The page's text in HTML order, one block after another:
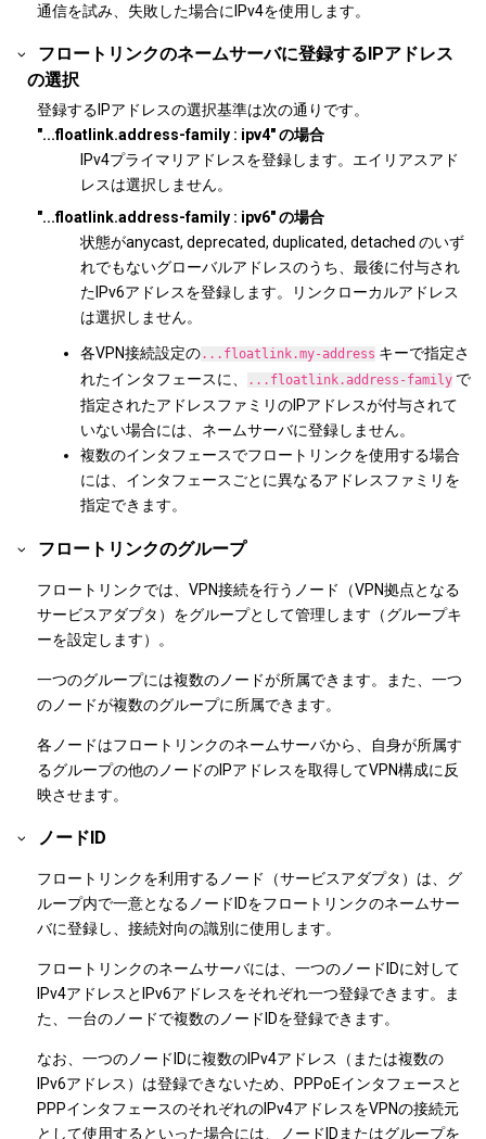
通信を試み、失敗した場合にIPv4を使用します。
フロートリンクのネームサーバに登録するIPアドレス
の選択
登録するIPアドレスの選択基準は次の通りです。
"...floatlink.address-family : ipv4" の場合
IPv4プライマリアドレスを登録します。エイリアスアド
レスは選択しません。
"...floatlink.address-family : ipv6" の場合
状態がanycast, deprecated, duplicated, detached のいず
れでもないグローバルアドレスのうち、最後に付与され
たIPv6アドレスを登録します。リンクローカルアドレス
は選択しません。
各VPN接続設定の...floatlink.my-address キーで指定さ
れたインタフェースに、
...floatlink.address-family で
指定されたアドレスファミリのIPアドレスが付与されて
いない場合には、ネームサーバに登録しません。
複数のインタフェースでフロートリンクを使用する場合
には、インタフェースごとに異なるアドレスファミリを
指定できます。
フロートリンクのグループ
フロートリンクでは、VPN接続を行うノード（VPN拠点となる
サービスアダプタ）をグループとして管理します（グループキ
ーを設定します）。
一つのグループには複数のノードが所属できます。また、一つ
のノードが複数のグループに所属できます。
各ノードはフロートリンクのネームサーバから、自身が所属す
るグループの他のノードのIPアドレスを取得してVPN構成に反
映させます。
ノードID
フロートリンクを利用するノード（サービスアダプタ）は、グ
ループ内で一意となるノードIDをフロートリンクのネームサー
バに登録し、接続対向の識別に使用します。
フロートリンクのネームサーバには、一つのノードIDに対して
IPv4アドレスとIPv6アドレスをそれぞれ一つ登録できます。ま
た、一台のノードで複数のノードIDを登録できます。
なお、一つのノードIDに複数のIPv4アドレス（または複数の
IPv6アドレス）は登録できないため、PPPoEインタフェースと
PPPインタフェースのそれぞれのIPv4アドレスをVPNの接続元
として使用するといった場合には、ノードIDまたはグループを